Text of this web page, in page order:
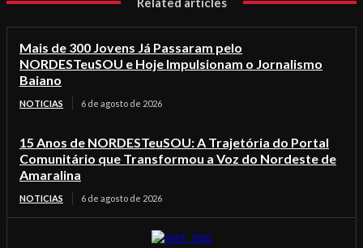
Mais de 300 Jovens Já Passaram pelo
NORDESTeuSOU e Hoje Impulsionam o Jornalismo
Baiano
NOTICIAS 6 de agosto de 2026
15 Anos de NORDESTeuSOU: A Trajetória do Portal
Comunitário que Transformou a Voz do Nordeste de
Amaralina
NOTICIAS 6 de agosto de 2026